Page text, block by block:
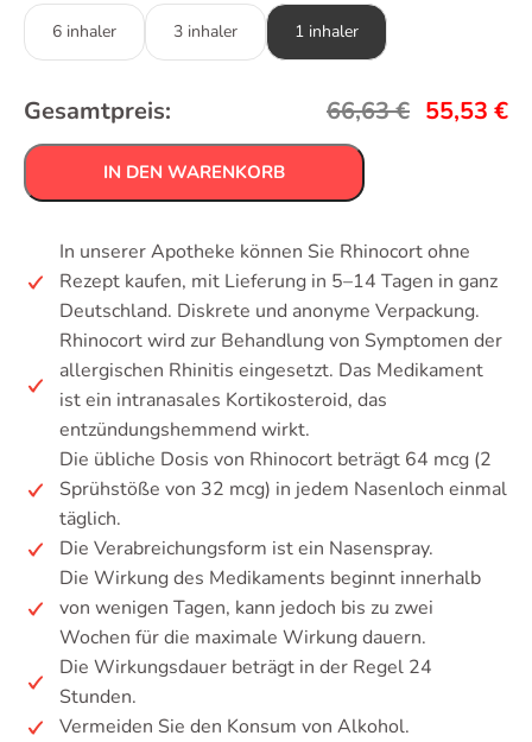
6 inhaler 3 inhaler 1 inhaler
Gesamtpreis: 66,63€ 55,53 €
IN DEN WARENKORB
In unserer Apotheke können Sie Rhinocort ohne
Rezept kaufen, mit Lieferung in 5–14 Tagen in ganz
Deutschland. Diskrete und anonyme Verpackung.
Rhinocort wird zur Behandlung von Symptomen der
allergischen Rhinitis eingesetzt. Das Medikament
ist ein intranasales Kortikosteroid, das
entzündungshemmend wirkt.
Die übliche Dosis von Rhinocort beträgt 64 mcg (2
Sprühstöße von 32 mcg) in jedem Nasenloch einmal
täglich.
Die Verabreichungsform ist ein Nasenspray.
Die Wirkung des Medikaments beginnt innerhalb
von wenigen Tagen, kann jedoch bis zu zwei
Wochen für die maximale Wirkung dauern.
Die Wirkungsdauer beträgt in der Regel 24
Stunden.
Vermeiden Sie den Konsum von Alkohol.